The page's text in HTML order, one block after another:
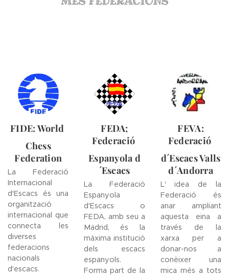
FIDE: World
Chess
Federation
La Federació
Internacional
d'Escacs és una
organització
internacional que
connecta les
diverses
federacions
nacionals
d'escacs.
FEDA;
Federació
Espanyola d
´Escacs
La Federació
Espanyola
d'Escacs o
FEDA, amb seu a
Madrid, és la
màxima institució
dels escacs
espanyols.
Forma part de la
FEVA:
Federació
d´Escacs Valls
d´Andorra
L' idea de la
Federació és
anar ampliant
aquesta eina a
través de la
xarxa per a
donar-nos a
conèixer una
mica més a tots